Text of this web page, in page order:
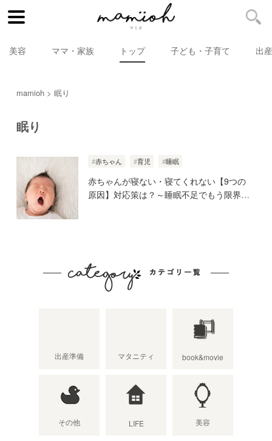
美容 ママ・家族 トップ 子ども・子育て 出
mamioh 眠り
眠り
赤ちゃん 育児 睡眠
赤ちゃんが寝ない・寝てくれない【9つの
原因】対応策は？～睡眠不足でもう限界～
出産準備 マタニティ book&movie
その他 LIFE 美容